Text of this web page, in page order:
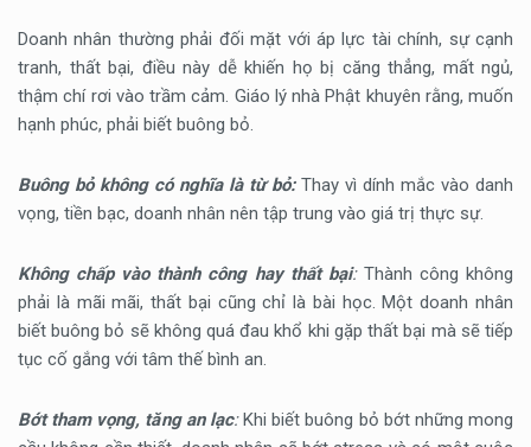
Doanh nhân thường phải đối mặt với áp lực tài chính, sự cạnh
tranh, thất bại, điều này dễ khiến họ bị căng thẳng, mất ngủ,
thậm chí rơi vào trầm cảm. Giáo lý nhà Phật khuyên rằng, muốn
hạnh phúc, phải biết buông bỏ.
Buông bỏ không có nghĩa là từ bỏ: Thay vì dính mắc vào danh
vọng, tiền bạc, doanh nhân nên tập trung vào giá trị thực sự.
Không chấp vào thành công hay thất bại: Thành công không
phải là mãi mãi, thất bại cũng chỉ là bài học. Một doanh nhân
biết buông bỏ sẽ không quá đau khổ khi gặp thất bại mà sẽ tiếp
tục cố gắng với tâm thế bình an.
Bớt tham vọng, tăng an lạc:Khi biết buông bỏ bớt những mong